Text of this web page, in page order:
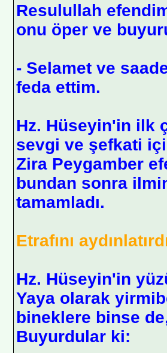
Resulullah
onu öper ve
- Selamet ve
feda ettim.
Hz. Hüseyin'in ilk
sevgi ve şefkati
Zira Peygamber
bundan sonra
tamamladı.
Etrafını
Hz. Hüseyin'in
Yaya olarak
bineklere binse
Buyurdular ki: